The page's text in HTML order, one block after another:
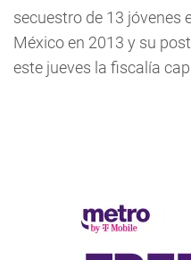
secuestro de 13 jóvenes
México en 2013 y su
este jueves la fiscalía